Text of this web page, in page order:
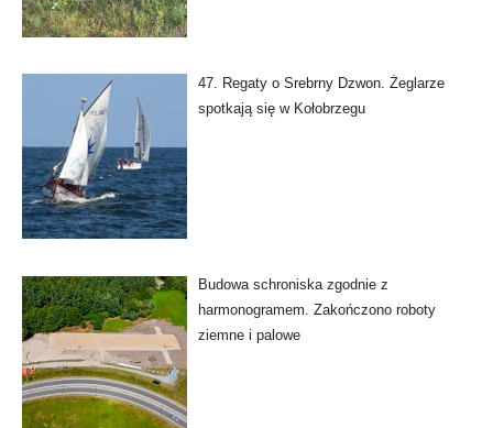
47. Regaty o Srebrny Dzwon. Żeglarze
spotkają się w Kołobrzegu
Budowa schroniska zgodnie z
harmonogramem. Zakończono roboty
ziemne i palowe